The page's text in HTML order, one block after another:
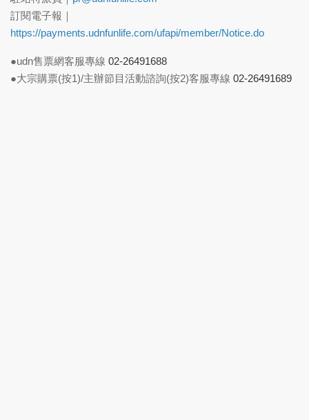
訂閱電子報｜
https://payments.udnfunlife.com/ufapi/member/Notice.do
●udn售票網客服專線 02-26491688
●大宗購票(按1)/主辦節目活動諮詢(按2)客服專線 02-26491689